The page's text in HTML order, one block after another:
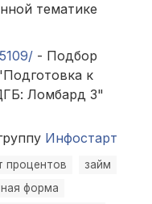
тематике
- Подбор
к
Ломбард 3"
Инфостарт
процентов
займ
форма